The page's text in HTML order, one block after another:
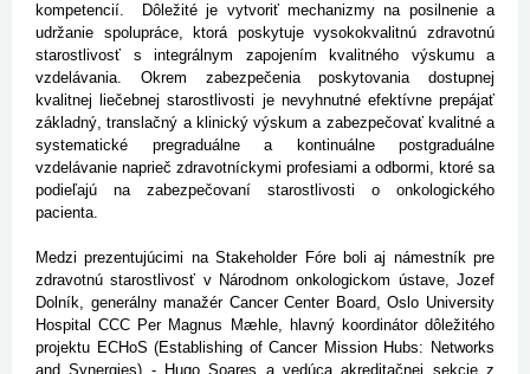
kompetencií. Dôležité je vytvoriť mechanizmy na posilnenie a
udržanie spolupráce, ktorá poskytuje vysokokvalitnú zdravotnú
starostlivosť s integrálnym zapojením kvalitného výskumu a
vzdelávania. Okrem zabezpečenia poskytovania dostupnej
kvalitnej liečebnej starostlivosti je nevyhnutné efektívne prepájať
základný, translačný a klinický výskum a zabezpečovať kvalitné a
systematické pregraduálne a kontinuálne postgraduálne
vzdelávanie naprieč zdravotníckymi profesiami a odbormi, ktoré sa
podieľajú na zabezpečovaní starostlivosti o onkologického
pacienta.
Medzi prezentujúcimi na Stakeholder Fóre boli aj námestník pre
zdravotnú starostlivosť v Národnom onkologickom ústave, Jozef
Dolník, generálny manažér Cancer Center Board, Oslo University
Hospital CCC Per Magnus Mæhle, hlavný koordinátor dôležitého
projektu ECHoS (Establishing of Cancer Mission Hubs: Networks
and Synergies) - Hugo Soares a vedúca akreditačnej sekcie z